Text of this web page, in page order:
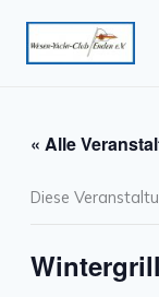
Inhalt
springen
« Alle
Diese